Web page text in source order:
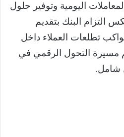
اليومية وتوفير حلول
التزام البنك بتقديم
تطلعات العملاء داخل
مسيرة التحول الرقمي في
شامل.